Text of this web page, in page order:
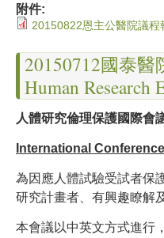
附件:
20150822恩主公醫院議程
20150712國泰醫
Human Research
人體研究倫理保護國際會
International
為因應人體試驗受試者保
研究計畫者、有興趣瞭解
本會議以中英文方式進行